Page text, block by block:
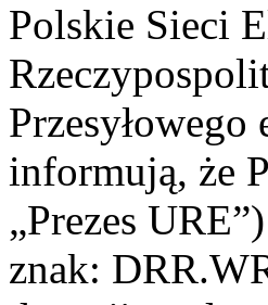
Polskie Sieci
informują, że
„Prezes
znak: